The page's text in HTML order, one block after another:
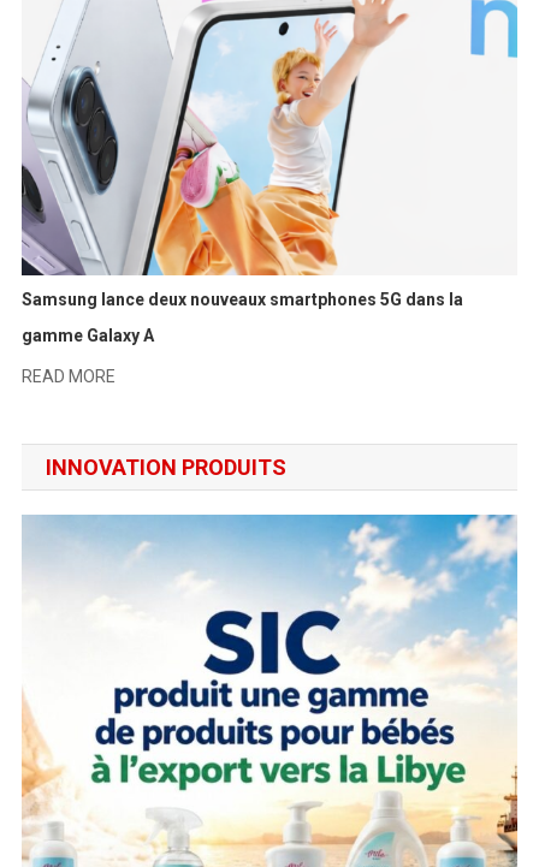
Samsung lance deux nouveaux smartphones 5G dans la
gamme Galaxy A
READ MORE
INNOVATION PRODUITS